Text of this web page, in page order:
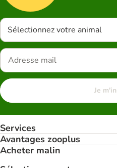
Sélectionnez votre animal
Je
Services
Avantages zooplus
Acheter malin